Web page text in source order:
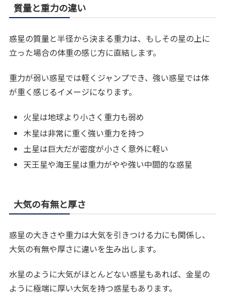
質量と重力の違い
惑星の質量と半径から決まる重力は、もしその星の上に
立った場合の体重の感じ方に直結します。
重力が弱い惑星では軽くジャンプでき、強い惑星では体
が重く感じるイメージになります。
火星は地球より小さく重力も弱め
木星は非常に重く強い重力を持つ
土星は巨大だが密度が小さく意外に軽い
天王星や海王星は重力がやや強い中間的な惑星
大気の有無と厚さ
惑星の大きさや重力は大気を引きつける力にも関係し、
大気の有無や厚さに違いを生み出します。
水星のように大気がほとんどない惑星もあれば、金星の
ように極端に厚い大気を持つ惑星もあります。